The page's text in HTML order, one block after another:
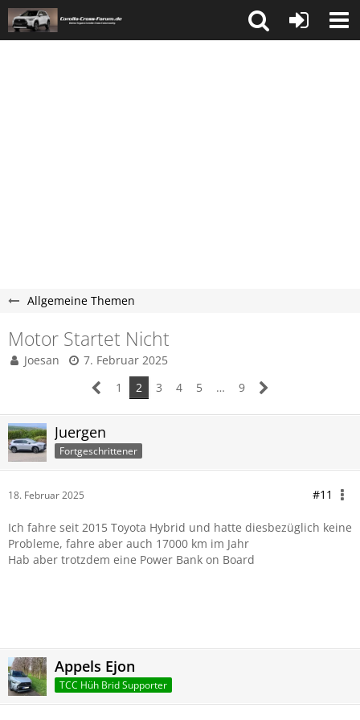
Allgemeine Themen
Motor Startet Nicht
Joesan
7. Februar 2025
1
2 3 4 5 … 9
Juergen
Fortgeschrittener
18. Februar 2025 #11
Ich fahre seit 2015 Toyota Hybrid und hatte diesbezüglich keine
Probleme, fahre aber auch 17000 km im Jahr
Hab aber trotzdem eine Power Bank on Board
Appels Ejon
TCC Hüh Brid Supporter